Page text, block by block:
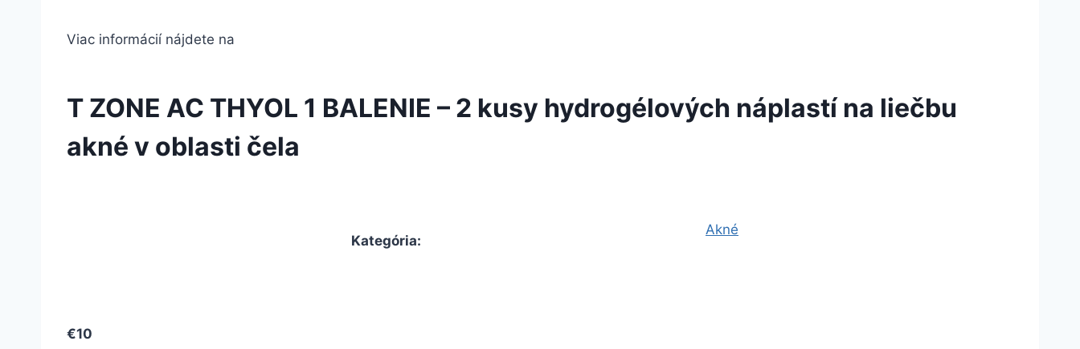
Viac informácií nájdete na
T ZONE AC THYOL 1 BALENIE – 2 kusy hydrogélových náplastí na liečbu
akné v oblasti čela
Kategória:
Akné
€10